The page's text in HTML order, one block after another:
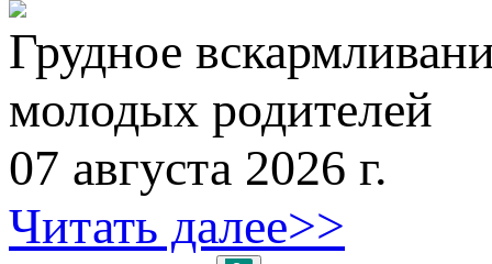
Грудное
молодых родителей
07 августа 2026 г.
Читать далее>>